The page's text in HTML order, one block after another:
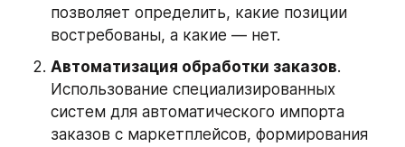
позволяет определить, какие позиции
востребованы, а какие — нет.
Автоматизация обработки заказов.
Использование специализированных
систем для автоматического импорта
заказов с маркетплейсов, формирования